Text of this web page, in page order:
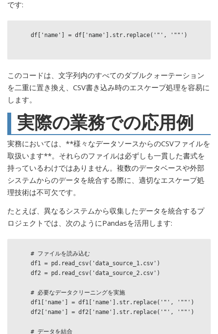
です:
このコードは、文字列内のすべてのダブルクォーテーション
を二重に置き換え、CSV書き込み時のエスケープ処理を容易に
します。
実際の業務での応用例
実務においては、**様々なデータソースからのCSVファイルを
取扱います**。それらのファイルは必ずしも一貫した書式を
持っているわけではありません。複数のデータベースや外部
システムからのデータを統合する際に、適切なエスケープ処
理技術は不可欠です。
たとえば、異なるシステムから収集したデータを統合するプ
ロジェクトでは、次のようにPandasを活用します: